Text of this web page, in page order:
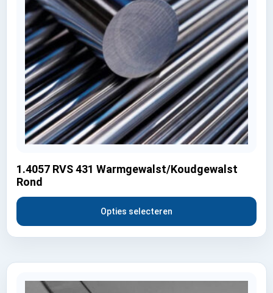
1.4057 RVS 431 Warmgewalst/Koudgewalst
Rond
Opties selecteren